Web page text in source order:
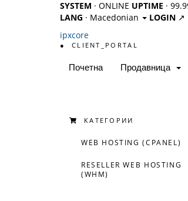
SYSTEM · ONLINE UPTIME ·
LANG · Macedonian LOGIN ↗
ipxcore
● CLIENT_PORTAL
Почетна Продавница
КАТЕГОРИИ
WEB HOSTING (CPANEL)
RESELLER WEB HOSTING
(WHM)